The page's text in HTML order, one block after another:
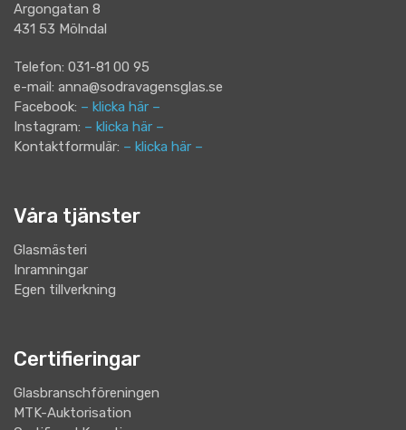
Argongatan 8
431 53 Mölndal
Telefon: 031-81 00 95
e-mail: anna@sodravagensglas.se
Facebook: – klicka här –
Instagram: – klicka här –
Kontaktformulär: – klicka här –
Våra tjänster
Glasmästeri
Inramningar
Egen tillverkning
Certifieringar
Glasbranschföreningen
MTK-Auktorisation